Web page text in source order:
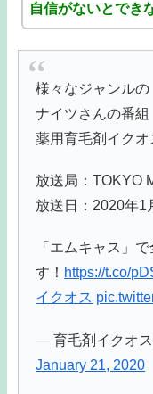
自信がないとでき
様々なジャンルの
ナイツさんの番
薬用育毛剤イクオ
放送局：TOKYO
放送日：2020年1
「エムキャス」
す！ https://t.co/
イクオス
— 育毛剤イクオ
January 21, 2020